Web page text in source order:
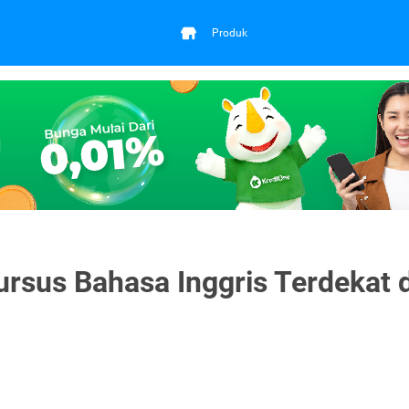
Produk
Bahasa Inggris Terdekat